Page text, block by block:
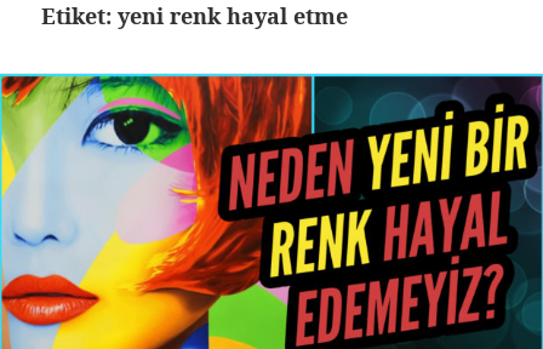
Etiket:yeni renk hayal etme